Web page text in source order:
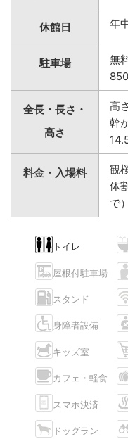
休館日 年
駐車場
無
全長・長さ・
高さ
高
幹
料金・入場料
観
体
で）
トイレ
屋根付駐車場
スタンド
身障者設備
キッズ室
カフェ・軽食
スマホ決済
ドッグラン